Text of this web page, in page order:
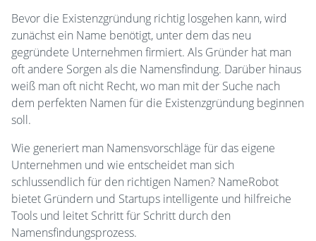
Bevor die Existenzgründung richtig losgehen kann, wird
zunächst ein Name benötigt, unter dem das neu
gegründete Unternehmen firmiert. Als Gründer hat man
oft andere Sorgen als die Namensfindung. Darüber hinaus
weiß man oft nicht Recht, wo man mit der Suche nach
dem perfekten Namen für die Existenzgründung beginnen
soll.
Wie generiert man Namensvorschläge für das eigene
Unternehmen und wie entscheidet man sich
schlussendlich für den richtigen Namen? NameRobot
bietet Gründern und Startups intelligente und hilfreiche
Tools und leitet Schritt für Schritt durch den
Namensfindungsprozess.